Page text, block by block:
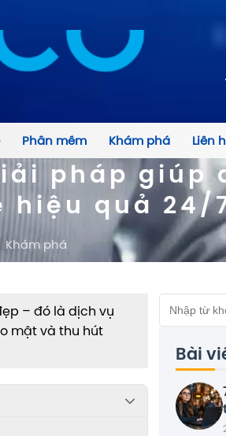
Phần mềm Khám phá Liên
pháp giúp
hiệu quả 24/
Khám phá
– đó là dịch vụ
mật và thu hút
Bài